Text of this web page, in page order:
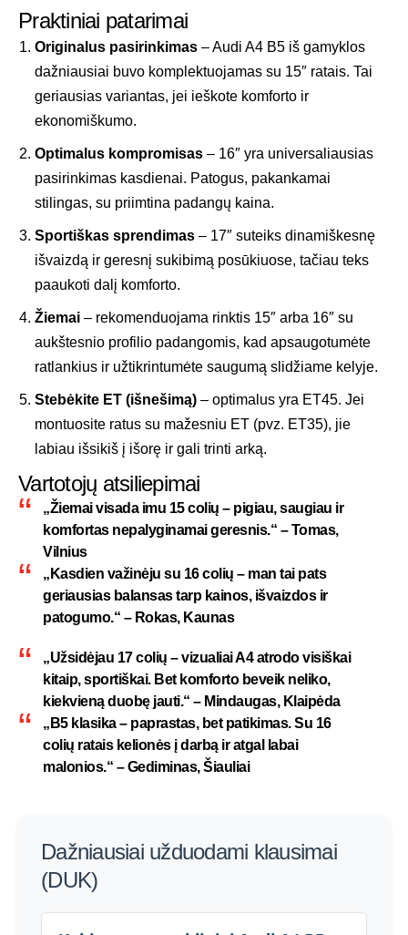
Praktiniai patarimai
Originalus pasirinkimas – Audi A4 B5 iš gamyklos
dažniausiai buvo komplektuojamas su 15″ ratais. Tai
geriausias variantas, jei ieškote komforto ir
ekonomiškumo.
Optimalus kompromisas – 16″ yra universaliausias
pasirinkimas kasdienai. Patogus, pakankamai
stilingas, su priimtina padangų kaina.
Sportiškas sprendimas – 17″ suteiks dinamiškesnę
išvaizdą ir geresnį sukibimą posūkiuose, tačiau teks
paaukoti dalį komforto.
Žiemai – rekomenduojama rinktis 15″ arba 16″ su
aukštesnio profilio padangomis, kad apsaugotumėte
ratlankius ir užtikrintumėte saugumą slidžiame kelyje.
Stebėkite ET (išnešimą) – optimalus yra ET45. Jei
montuosite ratus su mažesniu ET (pvz. ET35), jie
labiau išsikiš į išorę ir gali trinti arką.
Vartotojų atsiliepimai
„Žiemai visada imu 15 colių – pigiau, saugiau ir
komfortas nepalyginamai geresnis.“ –Tomas,
Vilnius
„Kasdien važinėju su 16 colių – man tai pats
geriausias balansas tarp kainos, išvaizdos ir
patogumo.“ – Rokas, Kaunas
„Užsidėjau 17 colių – vizualiai A4 atrodo visiškai
kitaip, sportiškai. Bet komforto beveik neliko,
kiekvieną duobę jauti.“ – Mindaugas, Klaipėda
„B5 klasika – paprastas, bet patikimas. Su 16
colių ratais kelionės į darbą ir atgal labai
malonios.“ –Gediminas, Šiauliai
Dažniausiai užduodami klausimai
(DUK)